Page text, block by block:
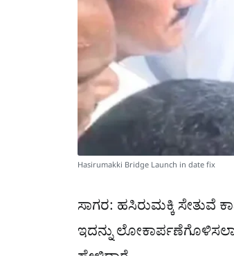
Hasirumakki Bridge Launch in date fix
ಸಾಗರ: ಹಸಿರುಮಕ್ಕಿ ಸೇತುವೆ
ಇದನ್ನು